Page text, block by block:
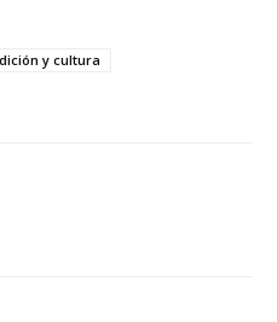
y cultura